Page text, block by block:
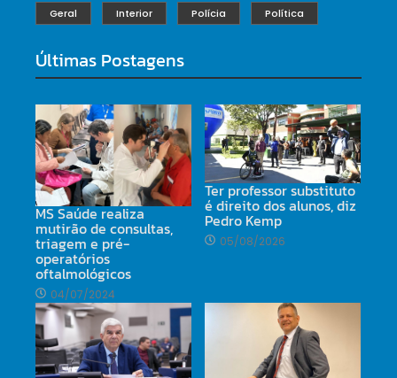
Geral Interior Polícia Política
Últimas Postagens
MS Saúde realiza
mutirão de consultas,
triagem e pré-
operatórios
oftalmológicos
04/07/2024
Ter professor substituto
é direito dos alunos, diz
Pedro Kemp
05/08/2026